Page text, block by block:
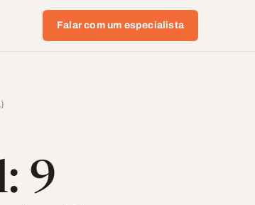
Falar com um especialista
9